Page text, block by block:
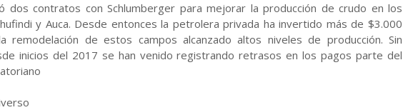
dos contratos con Schlumberger para mejorar la producción de crudo en los
y Auca. Desde entonces la petrolera privada ha invertido más de $3.000
remodelación de estos campos alcanzado altos niveles de producción. Sin
inicios del 2017 se han venido registrando retrasos en los pagos parte del